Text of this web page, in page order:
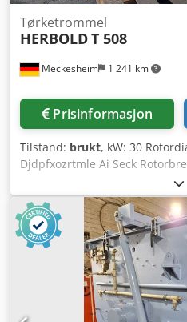
Meckesheim 1 241 km
Tørketrommel
HERBOLDT 508
Prisinformasjon
Tilstand: brukt, kW: 30
Djdpfxozrtmle Ai Seck